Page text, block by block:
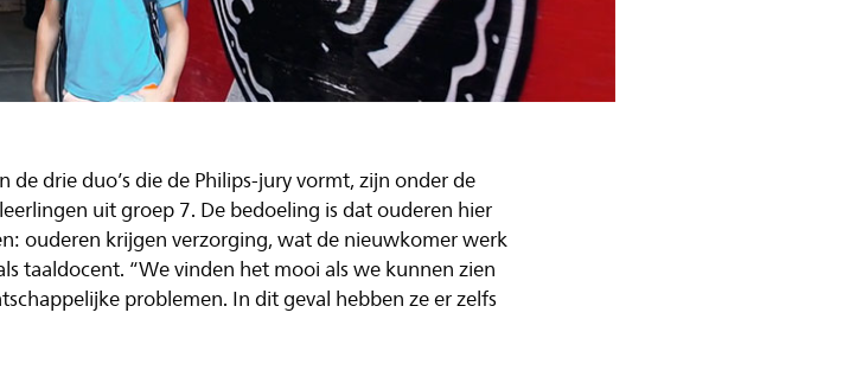
de drie duo’s die de Philips-jury vormt, zijn onder de
uit groep 7. De bedoeling is dat ouderen hier
ouderen krijgen verzorging, wat de nieuwkomer werk
taaldocent. “We vinden het mooi als we kunnen zien
problemen. In dit geval hebben ze er zelfs